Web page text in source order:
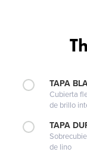
TAPA
Cubierta
de brillo
TAPA
de lino